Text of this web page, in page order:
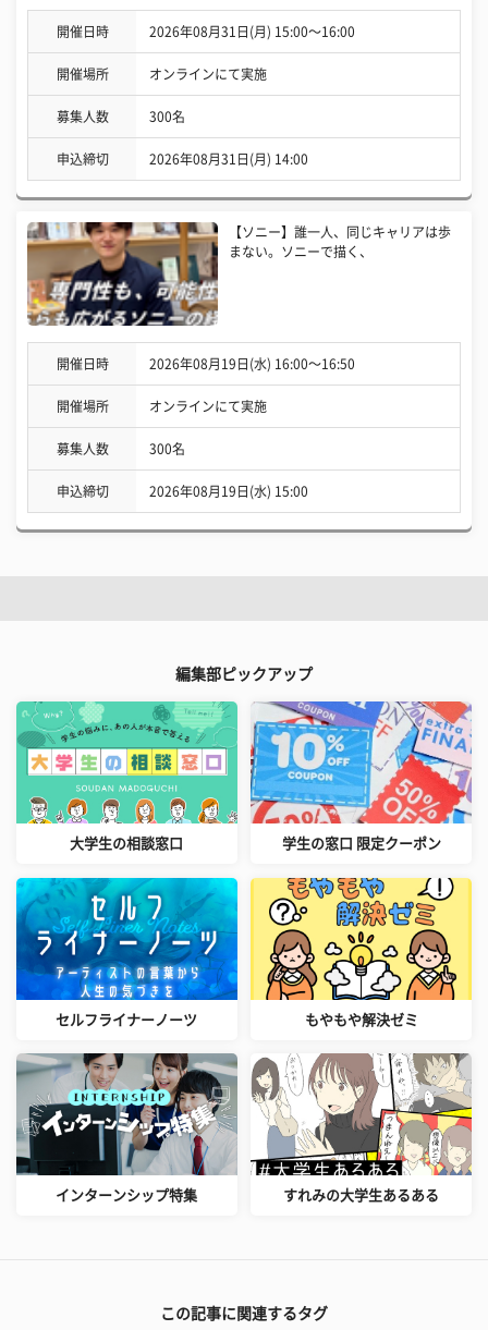
開催日時 2026年08月31日(月) 15:00〜16:00
開催場所 オンラインにて実施
募集人数 300名
申込締切 2026年08月31日(月) 14:00
【ソニー】誰一人、同じキャリアは歩
まない。ソニーで描く、
開催日時 2026年08月19日(水) 16:00〜16:50
開催場所 オンラインにて実施
募集人数 300名
申込締切 2026年08月19日(水) 15:00
編集部ピックアップ
大学生の相談窓口 学生の窓口 限定クーポン
セルフライナーノーツ もやもや解決ゼミ
インターンシップ特集 すれみの大学生あるある
この記事に関連するタグ